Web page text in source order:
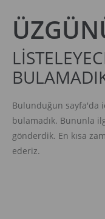
Bulunduğun sayfa'da
bulamadık. Bununla
gönderdik. En kısa
ederiz.